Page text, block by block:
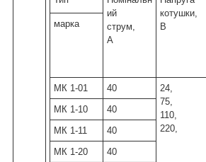
ий
струм,
А
котушки,
В
марка
МК 1-01 40
24,
75,
110,
220,
МК 1-10
40
МК 1-11
40
МК 1-20
40